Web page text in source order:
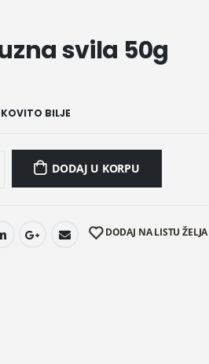
svila 50g
BILJE
DODAJ U KORPU
DODAJ NA LISTU ŽELJA